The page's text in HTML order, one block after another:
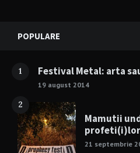
Widgets
POPULARE
1 Festival Metal: arta
19 august 2014
2
Mamutii
profeti(i)lor
21 septembrie